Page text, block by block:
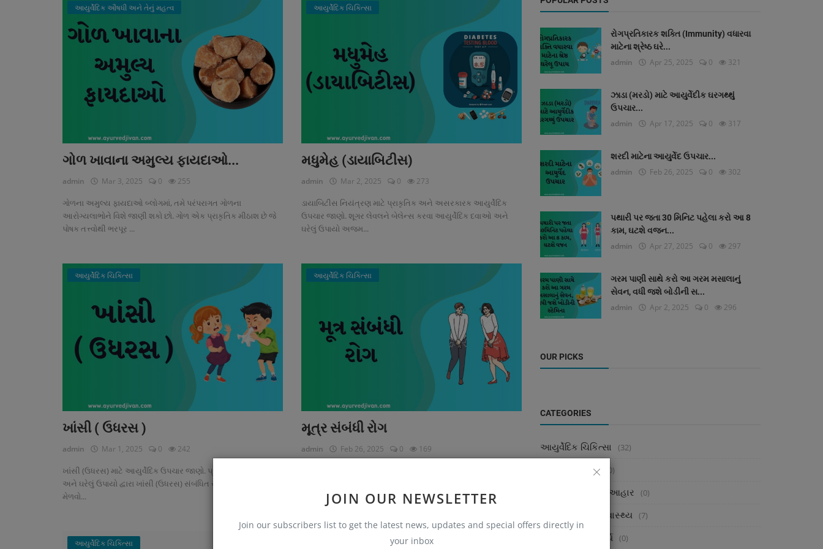
JOIN OUR NEWSLETTER
Join our subscribers list to get the latest news, updates and special offers directly in
your inbox
આયુર્વેદિક ઔષધી અને તેનું મહત્વ
ગોળ ખાવાના અમુલ્ય ફાયદાઓ...
admin Mar 3, 2025 0 255
ગોળના અમુલ્ય ફાયદાઓ બ્લોગમાં, તમે પરંપરાગત ગોળના
આરોગ્યલાભોને વિશે જાણી શકો છો. ગોળ એક પ્રાકૃતિક મીઠાશ છે જે
પોષક તત્ત્વોથી ભરપૂર ...
આયુર્વેદિક ચિકિત્સા
મધુમેહ (ડાયાબિટીસ)
admin Mar 2, 2025 0 273
ડાયાબિટીસ નિયંત્રણ માટે પ્રાકૃતિક અને અસરકારક આયુર્વેદિક
ઉપચાર જાણો. શૂગર લેવલને બેલેન્સ કરવા આયુર્વેદિક દવાઓ અને
ઘરેલું ઉપાયો અજમ...
આયુર્વેદિક ચિકિત્સા
ખાંસી ( ઉધરસ )
admin Mar 1, 2025 0 242
ખાંસી (ઉધરસ) માટે આયુર્વેદિક ઉપચાર જાણો. પ્રાકૃતિક ઔષધિઓ
અને ઘરેલું ઉપાયો દ્વારા ખાંસી (ઉધરસ) સંબંધિત સમસ્યાઓમાં રાહત
મેળવો...
આયુર્વેદિક ચિકિત્સા
મૂત્ર સંબંધી રોગ
admin Feb 26, 2025 0 169
આયુર્વેદિક ચિકિત્સા આયુર્વેદિક ઔષધી અને તેનું મહત્વ
રોગપ્રતિકારક શક્તિ (Immunity) વધારવા
માટેના શ્રેષ્ઠ ઘરે...
admin Apr 25, 2025 0 321
ઝાડા (મરડો) માટે આયુર્વેદીક ઘરગથ્થું
ઉપચાર...
admin Apr 17, 2025 0 317
શરદી માટેના આયુર્વેદ ઉપચાર...
admin Feb 26, 2025 0 302
પથારી પર જતા 30 મિનિટ પહેલા કરો આ 8
કામ, ઘટશે વજન...
admin Apr 27, 2025 0 297
ગરમ પાણી સાથે કરો આ ગરમ મસાલાનું
સેવન, વધી જશે બોડીની સ...
admin Apr 2, 2025 0 296
OUR PICKS
CATEGORIES
આયુર્વેદિક ચિકિત્સા (32)
આયુર્વેદ પરિચય (0)
આયુર્વેદિક પૌષ્ટિક આહાર (0)
જીવનશૈલી અને સ્વાસ્થ્ય (7)
આયુર્વેદ અને સૌંદર્ય (0)